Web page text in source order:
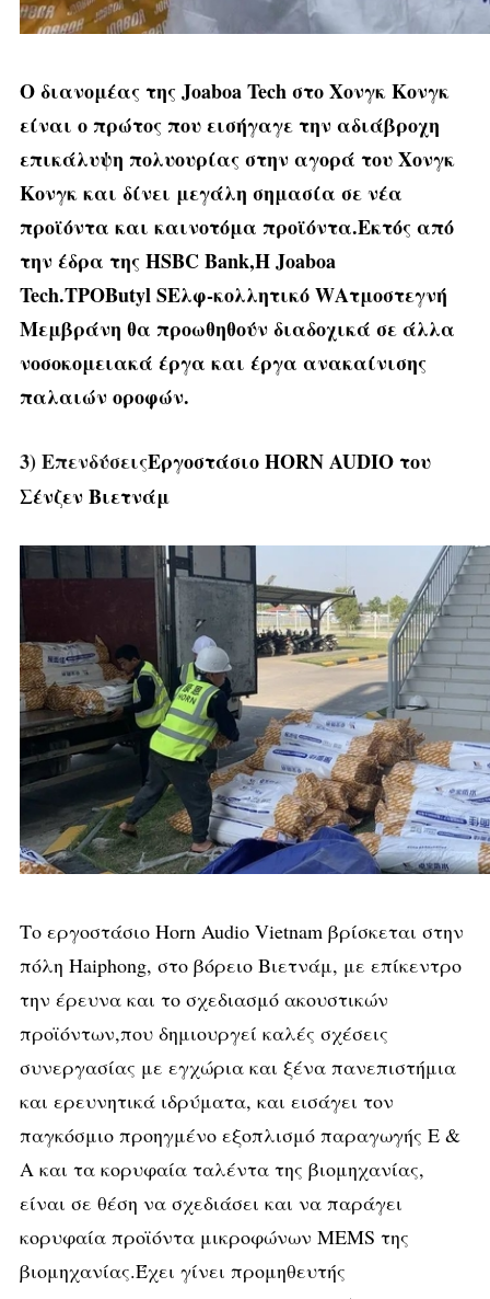
Ο διανομέας της Joaboa Tech στο Χονγκ Κονγκ
είναι ο πρώτος που εισήγαγε την αδιάβροχη
επικάλυψη πολυουρίας στην αγορά του Χονγκ
Κονγκ και δίνει μεγάλη σημασία σε νέα
προϊόντα και καινοτόμα προϊόντα.Εκτός από
την έδρα της HSBC Bank,Η Joaboa
Tech.TPOΒutyl SΕλφ-κολλητικό WΑτμοστεγνή
Μεμβράνη θα προωθηθούν διαδοχικά σε άλλα
νοσοκομειακά έργα και έργα ανακαίνισης
παλαιών οροφών.
3) ΕπενδύσειςΕργοστάσιο HORN AUDIO του
Σένζεν Βιετνάμ
Το εργοστάσιο Horn Audio Vietnam βρίσκεται στην
πόλη Haiphong, στο βόρειο Βιετνάμ, με επίκεντρο
την έρευνα και το σχεδιασμό ακουστικών
προϊόντων,που δημιουργεί καλές σχέσεις
συνεργασίας με εγχώρια και ξένα πανεπιστήμια
και ερευνητικά ιδρύματα, και εισάγει τον
παγκόσμιο προηγμένο εξοπλισμό παραγωγής Ε &
Α και τα κορυφαία ταλέντα της βιομηχανίας,
είναι σε θέση να σχεδιάσει και να παράγει
κορυφαία προϊόντα μικροφώνων MEMS της
βιομηχανίας.Έχει γίνει προμηθευτής